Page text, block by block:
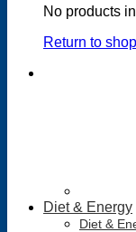
No products
Return to shop
Diet & Energy
Diet &